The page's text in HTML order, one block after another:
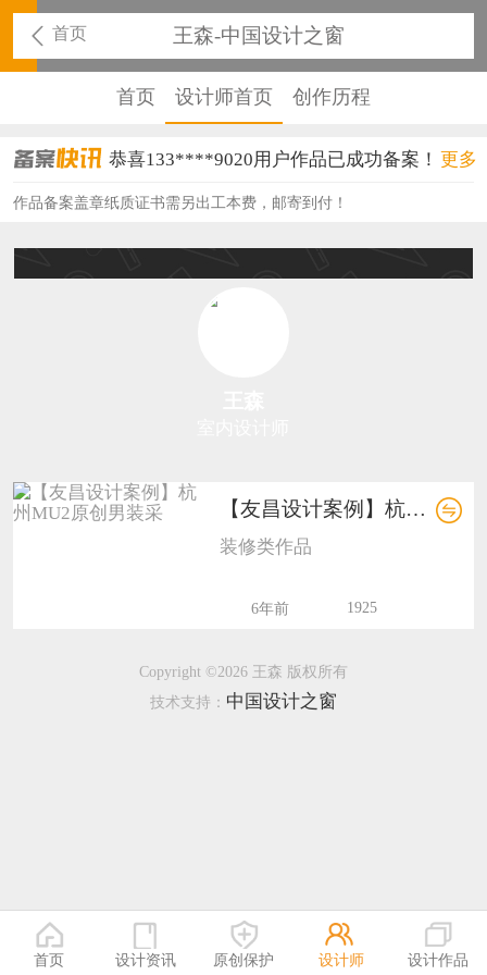
首页 王森-中国设计之窗
首页 设计师首页 创作历程
恭喜133****9020用户作品已成功备案！
恭喜136****9807用户作品已成功备案！
恭喜159****4930用户作品已成功备案！
恭喜133****8874用户作品已成功备案！
恭喜138****8638用户作品已成功备案！
更多
作品备案盖章纸质证书需另出工本费，邮寄到付！
【友昌设计案例】杭州MU2原创男装采7
装修类作品
6年前 1925
Copyright ©2026 王森 版权所有
技术支持： 中国设计之窗
首页 设计资讯 原创保护 设计师 设计作品